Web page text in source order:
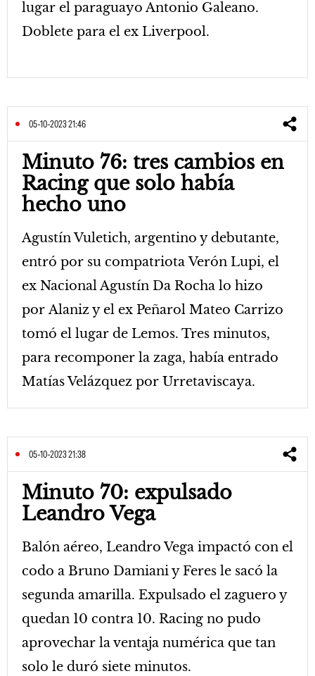
lugar el paraguayo Antonio Galeano.
Doblete para el ex Liverpool.
05-10-2023 21:46
Minuto 76: tres cambios en
Racing que solo había
hecho uno
Agustín Vuletich, argentino y debutante,
entró por su compatriota Verón Lupi, el
ex Nacional Agustín Da Rocha lo hizo
por Alaniz y el ex Peñarol Mateo Carrizo
tomó el lugar de Lemos. Tres minutos,
para recomponer la zaga, había entrado
Matías Velázquez por Urretaviscaya.
05-10-2023 21:38
Minuto 70: expulsado
Leandro Vega
Balón aéreo, Leandro Vega impactó con el
codo a Bruno Damiani y Feres le sacó la
segunda amarilla. Expulsado el zaguero y
quedan 10 contra 10. Racing no pudo
aprovechar la ventaja numérica que tan
solo le duró siete minutos.